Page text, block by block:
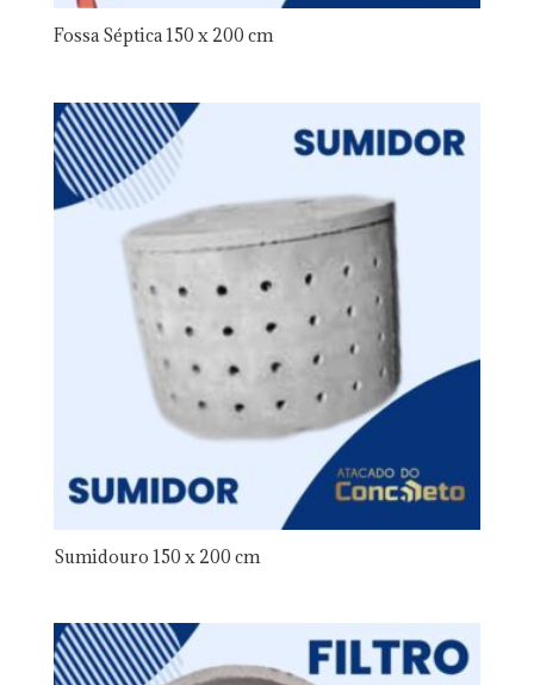
Fossa Séptica 150 x 200 cm
Sumidouro 150 x 200 cm